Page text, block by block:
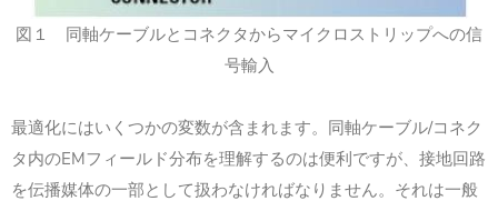
図１ 同軸ケーブルとコネクタからマイクロストリップへの信
号輸入
最適化にはいくつかの変数が含まれます。同軸ケーブル/コネク
タ内のEMフィールド分布を理解するのは便利ですが、接地回路
を伝播媒体の一部として扱わなければなりません。それは一般